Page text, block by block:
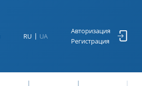
RU UA
Авторизация
Регистрация